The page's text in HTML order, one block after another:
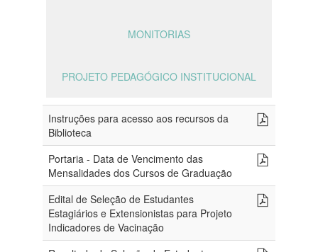
MONITORIAS
PROJETO PEDAGÓGICO INSTITUCIONAL
Instruções para acesso aos recursos da
Biblioteca
Portaria - Data de Vencimento das
Mensalidades dos Cursos de Graduação
Edital de Seleção de Estudantes
Estagiários e Extensionistas para Projeto
Indicadores de Vacinação